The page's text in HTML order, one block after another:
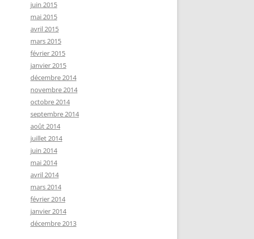
juin 2015
mai 2015
avril 2015
mars 2015
février 2015
janvier 2015
décembre 2014
novembre 2014
octobre 2014
septembre 2014
août 2014
juillet 2014
juin 2014
mai 2014
avril 2014
mars 2014
février 2014
janvier 2014
décembre 2013